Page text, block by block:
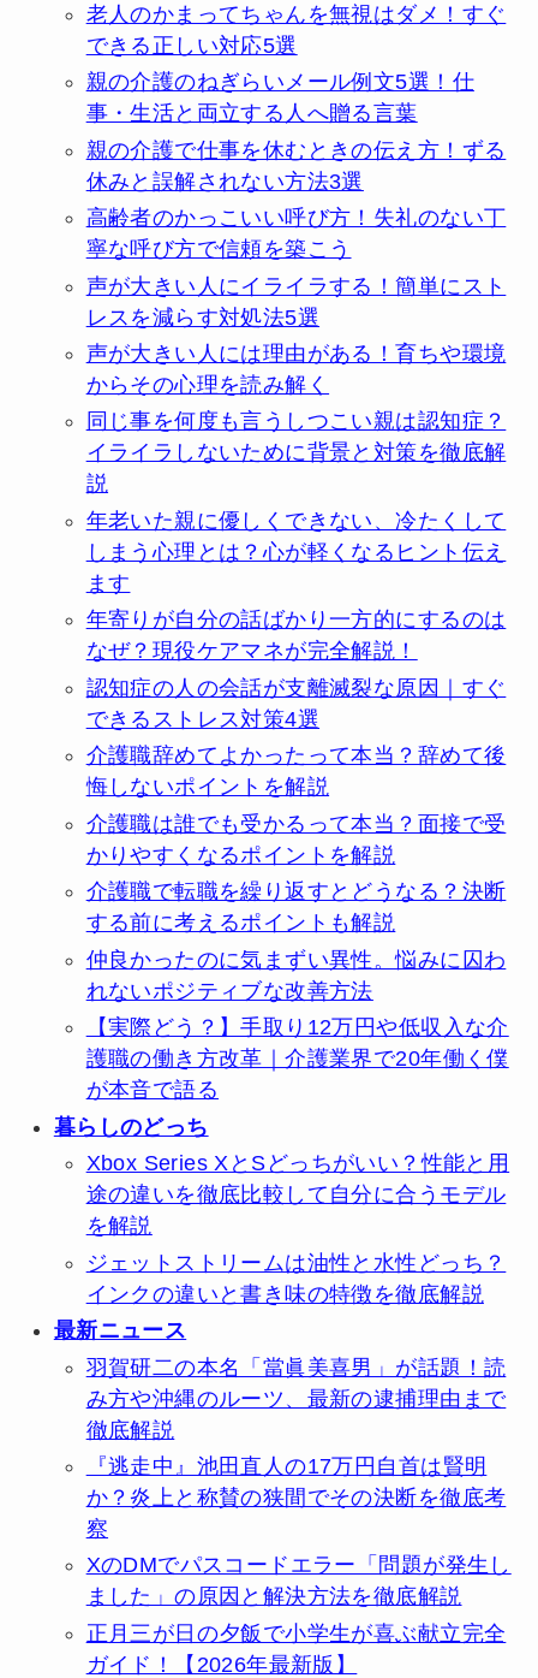
老人のかまってちゃんを無視はダメ！すぐ
できる正しい対応5選
親の介護のねぎらいメール例文5選！仕
事・生活と両立する人へ贈る言葉
親の介護で仕事を休むときの伝え方！ずる
休みと誤解されない方法3選
高齢者のかっこいい呼び方！失礼のない丁
寧な呼び方で信頼を築こう
声が大きい人にイライラする！簡単にスト
レスを減らす対処法5選
声が大きい人には理由がある！育ちや環境
からその心理を読み解く
同じ事を何度も言うしつこい親は認知症？
イライラしないために背景と対策を徹底解
説
年老いた親に優しくできない、冷たくして
しまう心理とは？心が軽くなるヒント伝え
ます
年寄りが自分の話ばかり一方的にするのは
なぜ？現役ケアマネが完全解説！
認知症の人の会話が支離滅裂な原因｜すぐ
できるストレス対策4選
介護職辞めてよかったって本当？辞めて後
悔しないポイントを解説
介護職は誰でも受かるって本当？面接で受
かりやすくなるポイントを解説
介護職で転職を繰り返すとどうなる？決断
する前に考えるポイントも解説
仲良かったのに気まずい異性。悩みに囚わ
れないポジティブな改善方法
【実際どう？】手取り12万円や低収入な介
護職の働き方改革｜介護業界で20年働く僕
が本音で語る
暮らしのどっち
Xbox Series XとSどっちがいい？性能と用
途の違いを徹底比較して自分に合うモデル
を解説
ジェットストリームは油性と水性どっち？
インクの違いと書き味の特徴を徹底解説
最新ニュース
羽賀研二の本名「當眞美喜男」が話題！読
み方や沖縄のルーツ、最新の逮捕理由まで
徹底解説
『逃走中』池田直人の17万円自首は賢明
か？炎上と称賛の狭間でその決断を徹底考
察
XのDMでパスコードエラー「問題が発生し
ました」の原因と解決方法を徹底解説
正月三が日の夕飯で小学生が喜ぶ献立完全
ガイド！【2026年最新版】